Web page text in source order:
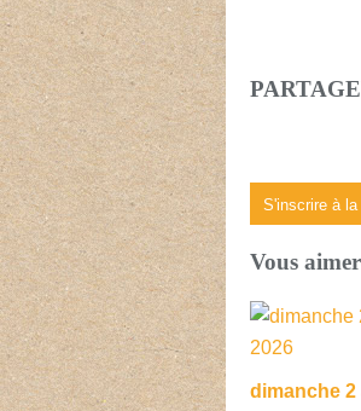
S'inscrire à
Vous
dimanche 2